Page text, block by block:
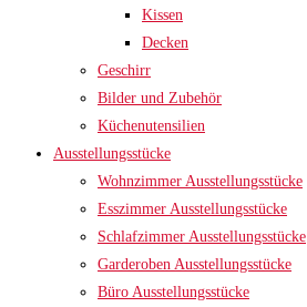
Kissen
Decken
Geschirr
Bilder und Zubehör
Küchenutensilien
Ausstellungsstücke
Wohnzimmer Ausstellungsstücke
Esszimmer Ausstellungsstücke
Schlafzimmer Ausstellungsstücke
Garderoben Ausstellungsstücke
Büro Ausstellungsstücke